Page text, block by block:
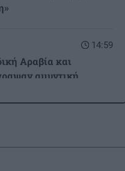
14:59
Αραβία και
αμυντική